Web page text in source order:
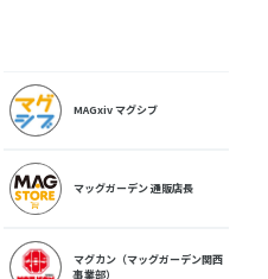
MAGxiv マグシブ
マッグガーデン 通販店長
マグカン（マッグガーデン関西
事業部）